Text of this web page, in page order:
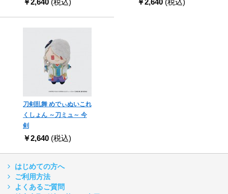
￥2,640 (税込) ￥2,640 (税込)
刀剣乱舞 めでぃぬいこれ
くしょん ～刀ミュ～ 今
剣
￥2,640 (税込)
はじめての方へ
ご利用方法
よくあるご質問